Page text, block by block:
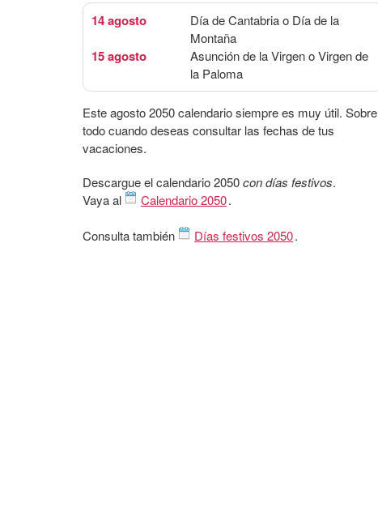
14 agosto
Día de Cantabria o Día de la
Montaña
15 agosto
Asunción de la Virgen o Virgen de
la Paloma
Este agosto 2050 calendario siempre es muy útil. Sobre
todo cuando deseas consultar las fechas de tus
vacaciones.
Descargue el calendario 2050con días festivos.
Vaya al
Calendario 2050.
Consulta también Días festivos 2050.